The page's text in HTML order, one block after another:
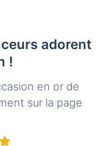
adorent
!
en or de
sur la page